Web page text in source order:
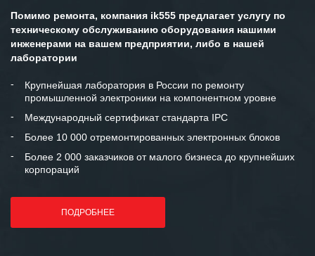
Помимо ремонта, компания ik555 предлагает услугу по
техническому обслуживанию оборудования нашими
инженерами на вашем предприятии, либо в нашей
лаборатории
Крупнейшая лаборатория в России по ремонту
промышленной электроники на компонентном уровне
Международный сертификат стандарта IPC
Более 10 000 отремонтированных электронных блоков
Более 2 000 заказчиков от малого бизнеса до крупнейших
корпораций
ПОДРОБНЕЕ